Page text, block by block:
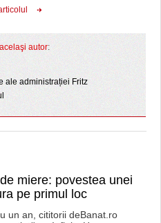
acelaşi autor:
ale administrației Fritz
miere: povestea unei
pe primul loc
un an, cititorii deBanat.ro